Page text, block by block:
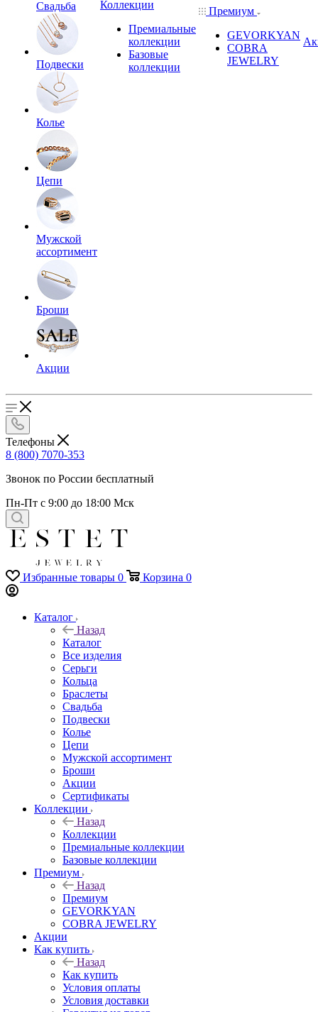
Свадьба
Подвески
Колье
Цепи
Мужской
ассортимент
Броши
Акции
Коллекции
Премиальные
коллекции
Базовые
коллекции
Премиум
GEVORKYAN
COBRA
JEWELRY
Телефоны
8 (800) 7070-353
Звонок по России бесплатный
Пн-Пт с 9:00 до 18:00 Мск
Избранные товары 0 Корзина 0
Каталог
Назад
Каталог
Все изделия
Серьги
Кольца
Браслеты
Свадьба
Подвески
Колье
Цепи
Мужской ассортимент
Броши
Акции
Сертификаты
Коллекции
Назад
Коллекции
Премиальные коллекции
Базовые коллекции
Премиум
Назад
Премиум
GEVORKYAN
COBRA JEWELRY
Акции
Как купить
Назад
Как купить
Условия оплаты
Условия доставки